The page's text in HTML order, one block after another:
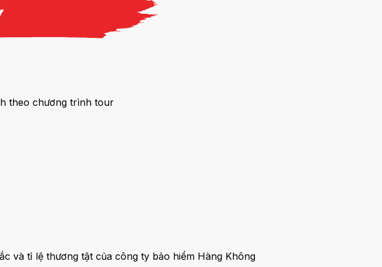
theo chương trình tour
và tỉ lệ thương tật của công ty bảo hiểm Hàng Không